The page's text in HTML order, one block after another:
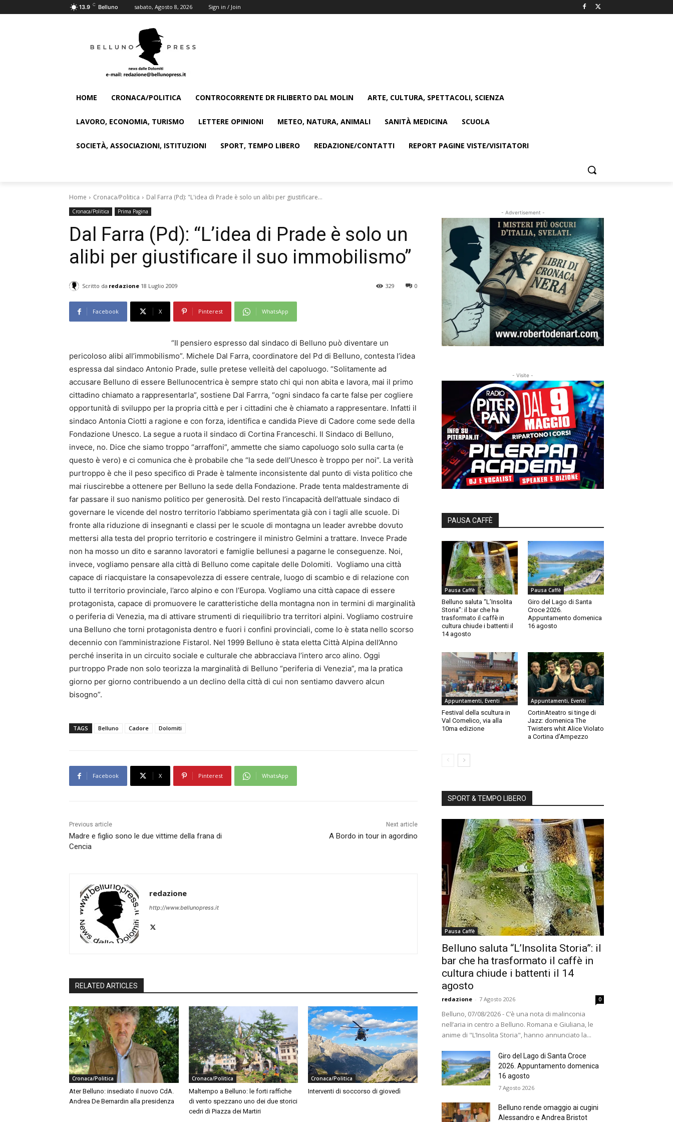
13.9 C Belluno sabato, Agosto 8, 2026 Sign in / Join
HOME CRONACA/POLITICA CONTROCORRENTE DR FILIBERTO DAL MOLIN ARTE, CULTURA, SPETTACOLI, SCIENZA
LAVORO, ECONOMIA, TURISMO LETTERE OPINIONI METEO, NATURA, ANIMALI SANITÀ MEDICINA SCUOLA
SOCIETÀ, ASSOCIAZIONI, ISTITUZIONI SPORT, TEMPO LIBERO REDAZIONE/CONTATTI REPORT PAGINE VISTE/VISITATORI
Home Cronaca/Politica Dal Farra (Pd): "L'idea di Prade è solo un alibi per giustificare...
Cronaca/Politica Prima Pagina
Dal Farra (Pd): “L’idea di Prade è solo un
alibi per giustificare il suo immobilismo”
Scritto da redazione 18 Luglio 2009 0
329
Facebook X Pinterest WhatsApp
“Il pensiero espresso dal sindaco di Belluno può diventare un
pericoloso alibi all’immobilismo”. Michele Dal Farra, coordinatore del Pd di Belluno, contesta l’idea
espressa dal sindaco Antonio Prade, sulle pretese velleità del capoluogo. “Solitamente ad
accusare Belluno di essere Bellunocentrica è sempre stato chi qui non abita e lavora, mai il primo
cittadino chiamato a rappresentarla”, sostiene Dal Farrra, “ogni sindaco fa carte false per cogliere
opportunità di sviluppo per la propria città e per i cittadini che è chiamato a rappresentare. Infatti il
sindaco Antonia Ciotti a ragione e con forza, identifica e candida Pieve di Cadore come sede della
Fondazione Unesco. La segue a ruota il sindaco di Cortina Franceschi. Il Sindaco di Belluno,
invece, no. Dice che siamo troppo “arraffoni”, ammette che siamo capoluogo solo sulla carta (e
questo è vero) e ci comunica che è probabile che “la sede dell’Unesco è troppo per noi”. La verità
purtroppo è che il peso specifico di Prade è talmente inconsistente dal punto di vista politico che
mai riuscirebbe a ottenere per Belluno la sede della Fondazione. Prade tenta maldestramente di
far passare il suo nanismo politico per generosità. Del resto l’incapacità dell’attuale sindaco di
governare le vicende del nostro territorio l’abbiamo sperimentata già con i tagli alle scuole. Di
fronte alla riduzione di insegnanti e classi per le scuole di montagna un leader avrebbe dovuto
mettersi alla testa del proprio territorio e costringere il ministro Gelmini a trattare. Invece Prade
non ha mosso un dito e saranno lavoratori e famiglie bellunesi a pagarne le conseguenze. Noi,
invece, vogliamo pensare alla città di Belluno come capitale delle Dolomiti. Vogliamo una città
capace di riacquistare la consapevolezza di essere centrale, luogo di scambio e di relazione con
tutto il territorio provinciale, l’arco alpino e con l’Europa. Vogliamo una città capace di essere
protagonista, capace di promuovere le caratteristiche della montagna non in termini di marginalità
o periferia di Venezia, ma di attivare strumenti di riequilibrio tra territori alpini. Vogliamo costruire
una Belluno che torni protagonista dentro e fuori i confini provinciali, come lo è stata nello scorso
decennio con l’amministrazione Fistarol. Nel 1999 Belluno è stata eletta Città Alpina dell’Anno
perché inserita in un circuito sociale e culturale che abbracciava l’intero arco alino. Oggi
purtroppo Prade non solo teorizza la marginalità di Belluno “periferia di Venezia”, ma la pratica
giorno per giorno contribuendo a un declino della città di cui non sentiamo davvero alcun
bisogno”.
TAGS Belluno Cadore Dolomiti
Facebook X Pinterest WhatsApp
Previous article
Madre e figlio sono le due vittime della frana di
Cencia
Next article
A Bordo in tour in agordino
redazione
http://www.bellunopress.it
RELATED ARTICLES
Cronaca/Politica
Ater Belluno: insediato il nuovo CdA.
Andrea De Bernardin alla presidenza
Cronaca/Politica
Maltempo a Belluno: le forti raffiche
di vento spezzano uno dei due storici
cedri di Piazza dei Martiri
Cronaca/Politica
Interventi di soccorso di giovedì
- Advertisement -
- Visite -
PAUSA CAFFÈ
Pausa Caffè
Belluno saluta “L’Insolita
Storia”: il bar che ha
trasformato il caffè in
cultura chiude i battenti il
14 agosto
Pausa Caffè
Giro del Lago di Santa
Croce 2026.
Appuntamento domenica
16 agosto
Appuntamenti, Eventi
Festival della scultura in
Val Comelico, via alla
10ma edizione
Appuntamenti, Eventi
CortinAteatro si tinge di
Jazz: domenica The
Twisters whit Alice Violato
a Cortina d’Ampezzo
SPORT & TEMPO LIBERO
Pausa Caffè
Belluno saluta “L’Insolita Storia”: il
bar che ha trasformato il caffè in
cultura chiude i battenti il 14
agosto
redazione - 7 Agosto 2026 0
Belluno, 07/08/2026 - C’è una nota di malinconia
nell’aria in centro a Belluno. Romana e Giuliana, le
anime di "L’Insolita Storia", hanno annunciato la...
Giro del Lago di Santa Croce
2026. Appuntamento domenica
16 agosto
7 Agosto 2026
Belluno rende omaggio ai cugini
Alessandro e Andrea Bristot